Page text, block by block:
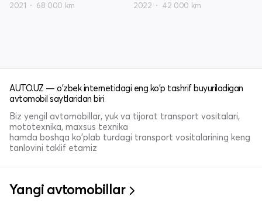
2021 68 000 km 2022 42 000 km
AUTO.UZ — o'zbek internetidagi eng ko'p tashrif buyuriladigan
avtomobil saytlaridan biri
Biz yengil avtomobillar, yuk va tijorat transport vositalari,
mototexnika, maxsus texnika
hamda boshqa ko'plab turdagi transport vositalarining keng
tanlovini taklif etamiz
Yangi avtomobillar